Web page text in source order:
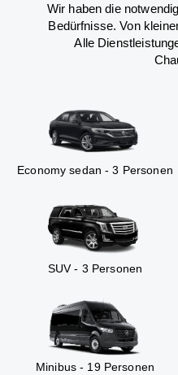
Wir haben die
Bedürfnisse. Von
Alle
Economy sedan - 3 Personen
SUV - 3 Personen
Minibus - 19 Personen